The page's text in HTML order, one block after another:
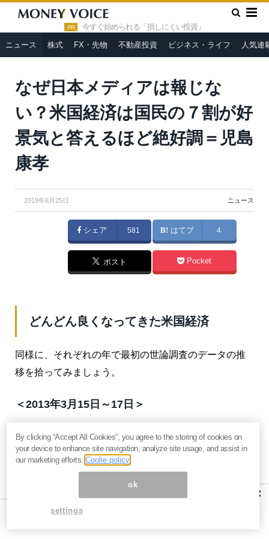
PR 今すぐ始められる「損しにくい投資」
ニュース 株式 FX・先物 不動産投資 ビジネス・ライフ 人気連
HOME » ニュース »
なぜ日本メディアは報じない？米国経済は
国民の７割が好景気と答えるほど絶好調＝児島康孝
なぜ日本メディアは報じな
い？米国経済は国民の７割が好
景気と答えるほど絶好調＝児島
康孝
2019年6月25日 ニュース
シェア 581 はてブ 4
ポスト Pocket
どんどん良くなってきた米国経済
同様に、それぞれの年で最初の世論調査のデータの推
移を拾ってみましょう。
＜2013年3月15日～17日＞
28％）
・「悪い」69％（「とても悪い」32％、「やや悪い」
＜2014年1月31日～2月2日＞
×
By clicking “Accept All Cookies”, you agree to the storing of cookies on
your device to enhance site navigation, analyze site usage, and assist in
our marketing efforts.Coolie policy
ok
settings